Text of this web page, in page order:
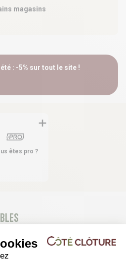
magasins
: -5% sur tout le site !
êtes pro ?
XL -